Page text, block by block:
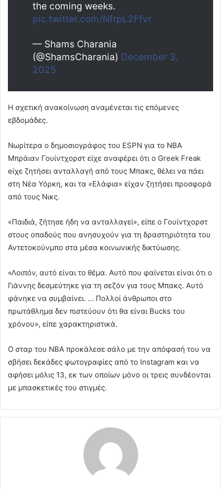
the coming weeks.
pic.twitter.com/NfrpL2Ffvr
— Shams Charania
(@ShamsCharania) December 3,
2025
Η σχετική ανακοίνωση αναμένεται τις επόμενες
εβδομάδες.
Νωρίτερα ο δημοσιογράφος του ESPN για το ΝΒΑ
Μπράιαν Γουίντχορστ είχε αναφέρει ότι ο Greek Freak
eίχε ζητήσει ανταλλαγή από τους Μπακς, θέλει να πάει
στη Νέα Υόρκη, και τα «Ελάφια» είχαν ζητήσει προσφορά
από τους Νικς.
«Παιδιά, ζήτησε ήδη να ανταλλαγεί», είπε ο Γουίντχορστ
στους οπαδούς που ανησυχούν για τη δραστηριότητα του
Αντετοκούνμπο στα μέσα κοινωνικής δικτύωσης.
«Λοιπόν, αυτό είναι το θέμα. Αυτό που φαίνεται είναι ότι ο
Γιάννης δεσμεύτηκε για τη σεζόν για τους Μπακς. Αυτό
φάνηκε να συμβαίνει. … Πολλοί άνθρωποι στο
πρωτάθλημα δεν πιστεύουν ότι θα είναι Bucks του
χρόνου», είπε χαρακτηριστικά.
Ο σταρ του ΝΒΑ προκάλεσε σάλο με την απόφασή του να
σβήσει δεκάδες φωτογραφίες από το Instagram και να
αφήσει μόλις 13, εκ των οποίων μόνο οι τρεις συνδέονται
με μπασκετικές του στιγμές.